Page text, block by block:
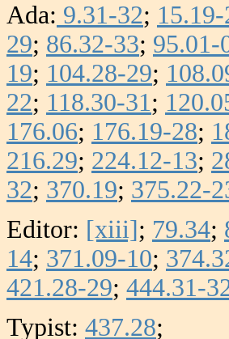
Ada: 9.31-32;
29; 86.32-33; 95.01-
19; 104.28-29;
22; 118.30-31;
176.06; 176.19-28;
216.29; 224.12-13;
32; 370.19; 375.22-
Editor: [xiii]; 79.34;
14; 371.09-10;
421.28-29; 444.31-
Typist: 437.28;